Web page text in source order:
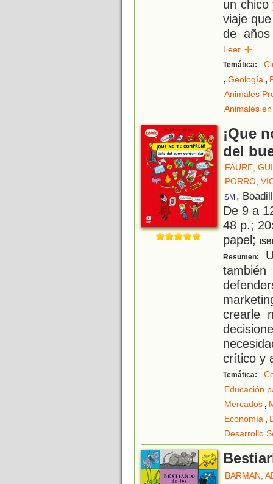
un chico
viaje
de
Leer
Temática:
, Geología,
Animales
Animales
¡Que
del
FAURE,
PORRO,
SM ,
De 9 a
48 p.;
papel;
Resumen:
crearle
crítico y
Temática:
Educación
Mercados,
Economía,
Desarrollo
BARMAN,